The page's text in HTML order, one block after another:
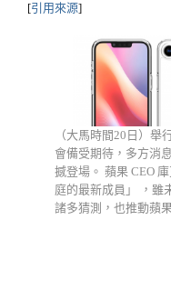
[引用來源]
（大馬時間20日）
會備受期待，多方消
撼登場。 蘋果 CEO
庭的最新成員」 ，雖
諸多猜測，也推動蘋